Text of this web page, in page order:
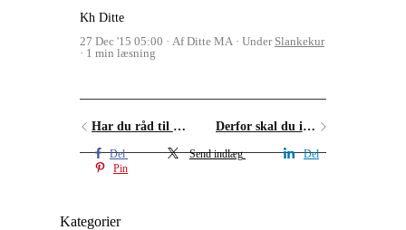
Kh Ditte
27 Dec '15 05:00
Af Ditte MA Under Slankekur
1 min læsning
Har du råd til at lade være? Derfor skal du ikke på slankekur (hvis du altså vil tabe dig)
Del Send indlæg
Del
Pin
Kategorier